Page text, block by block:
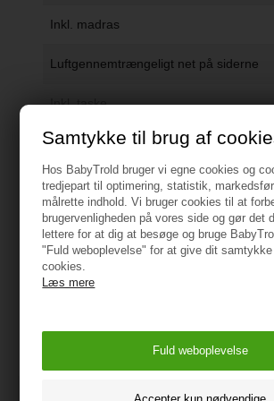
Samtykke til brug af
Hos BabyTrold bruger vi egne cookies og
tredjepart til optimering, statistik,
målrette indhold. Vi bruger cookies til at
brugervenligheden på vores side og gør det
lettere for at dig at besøge og bruge
"Fuld weboplevelse" for at give dit
cookies.
Læs mere
Inkl. madras
Luftgennemtrængeligt net på siderne
Inkl. taske
Maks. 14 kg
Mål opslået: 75 cm x 100 cm x 100 cm
Mål foldet: 75 cm x 20 cm x 20 cm
Vægt: 9 kg
Vis alle specifikationer
Vejledning
følgende